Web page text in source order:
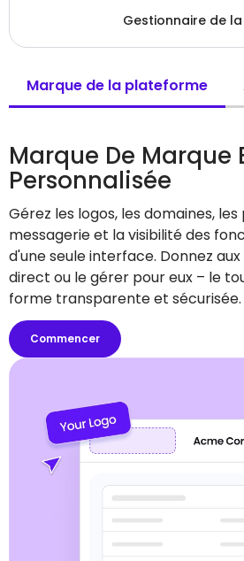
Gestionnaire de
Marque de la plateforme
Marque De Marque
Personnalisée
Gérez les logos, les domaines,
messagerie et la visibilité des
d'une seule interface. Donnez
direct ou le gérer pour eux – le
forme transparente et sécurisée.
Commencer